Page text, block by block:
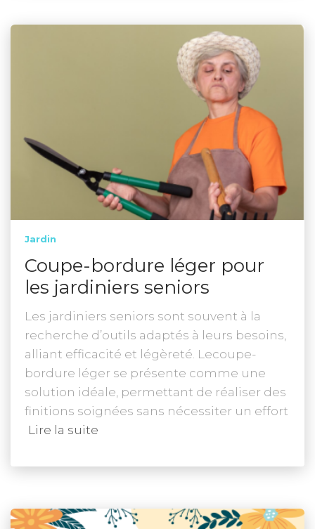
Jardin
Coupe-bordure léger pour
les jardiniers seniors
Les jardiniers seniors sont souvent à la
recherche d’outils adaptés à leurs besoins,
alliant efficacité et légèreté. Lecoupe-
bordure léger se présente comme une
solution idéale, permettant de réaliser des
finitions soignées sans nécessiter un effort
Lire la suite